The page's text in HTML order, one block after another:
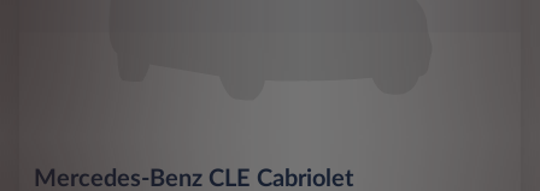
Mercedes-Benz CLE Cabriolet